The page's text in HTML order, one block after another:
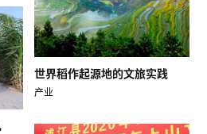
世界稻作起源地的文旅实践
产业